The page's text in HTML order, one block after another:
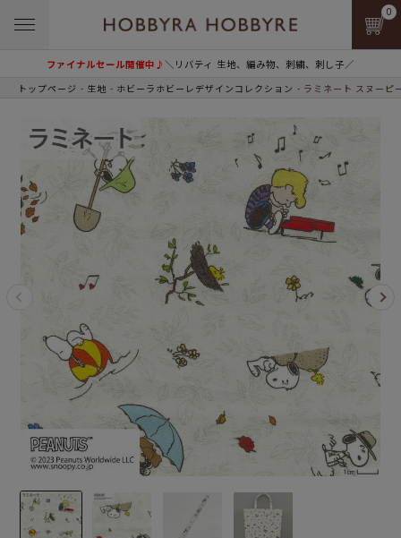
ファイナルセール開催中♪＼リバティ 生地、編み物、刺繍、刺し子／
0
トップページ 生地 ホビーラホビーレデザインコレクション ラミネート スヌーピ